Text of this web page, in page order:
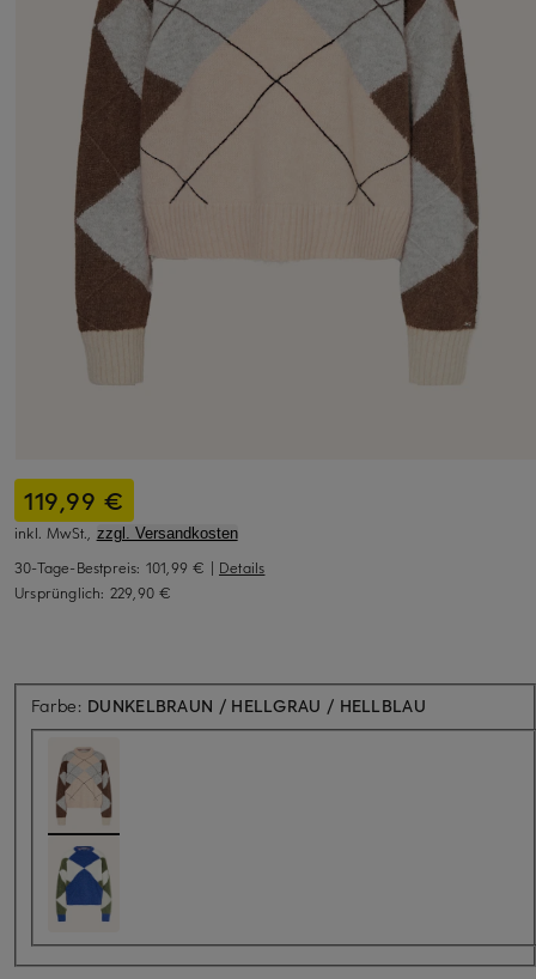
119,99 €
inkl. MwSt., zzgl. Versandkosten
30-Tage-Bestpreis: 101,99 € | Details
Ursprünglich: 229,90 €
Farbe: DUNKELBRAUN / HELLGRAU / HELLBLAU